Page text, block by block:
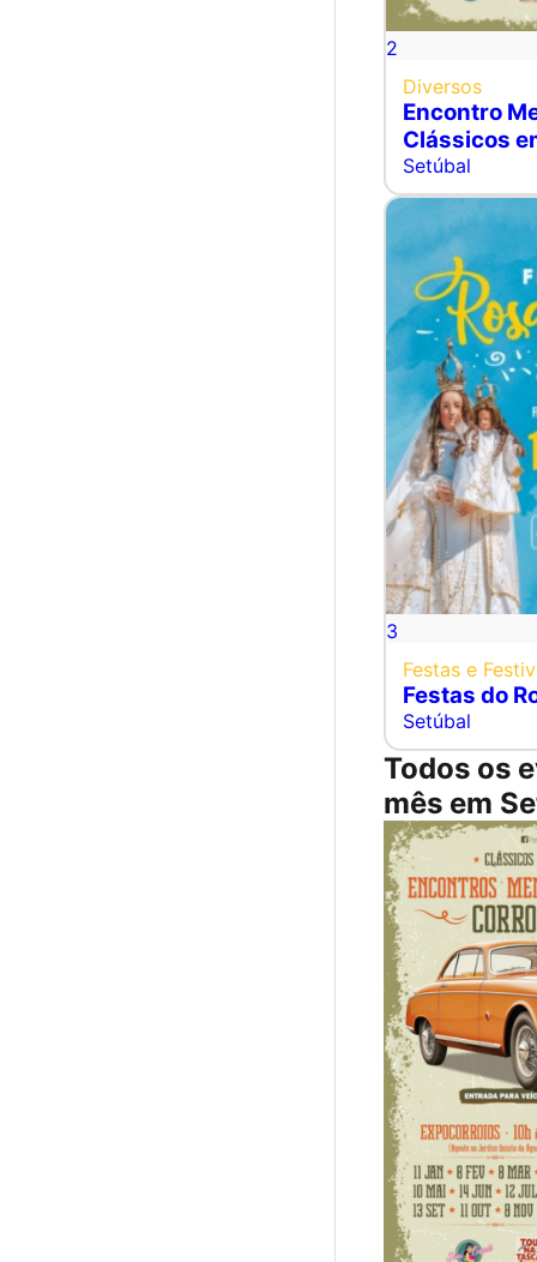
2
Diversos
Encontro
Clássicos
Setúbal
3
Festas e
Festas do
Setúbal
Todos os
mês em